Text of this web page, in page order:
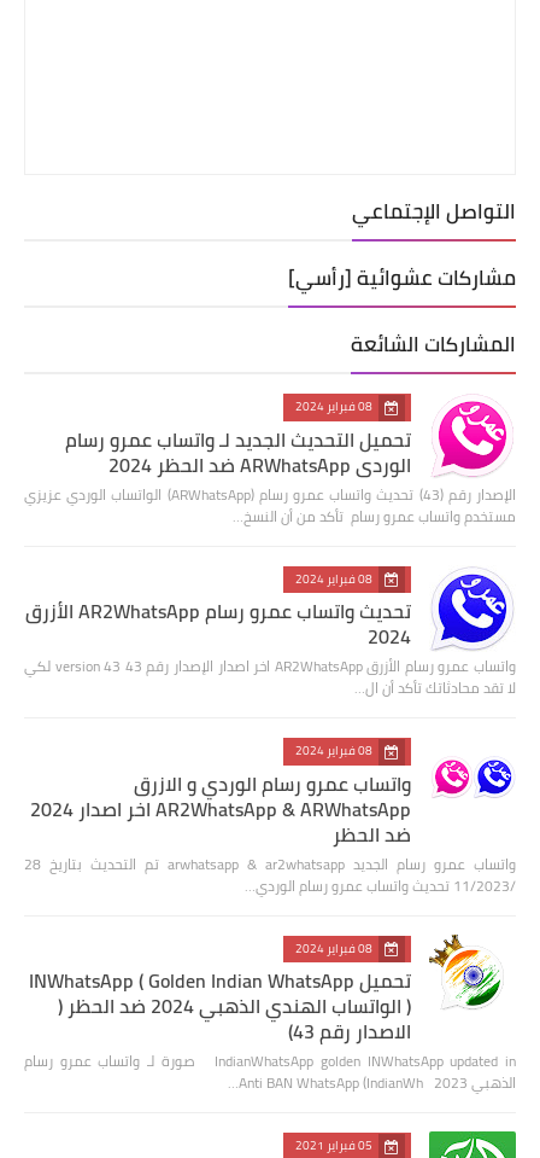
التواصل الإجتماعي
مشاركات عشوائية [رأسي]
المشاركات الشائعة
08 فبراير 2024
تحميل التحديث الجديد لـ واتساب عمرو رسام
الوردي ARWhatsApp ضد الحظر 2024
الإصدار رقم (43) تحديث واتساب عمرو رسام (ARWhatsApp) الواتساب الوردي عزيزي
مستخدم واتساب عمرو رسام تأكد من أن النسخ…
08 فبراير 2024
تحديث واتساب عمرو رسام AR2WhatsApp الأزرق
2024
واتساب عمرو رسام الأزرق AR2WhatsApp اخر اصدار الإصدار رقم 43 version 43 لكي
لا تقد محادثاتك تأكد أن ال…
08 فبراير 2024
واتساب عمرو رسام الوردي و الازرق
AR2WhatsApp & ARWhatsApp اخر اصدار 2024
ضد الحظر
واتساب عمرو رسام الجديد arwhatsapp & ar2whatsapp تم التحديث بتاريخ 28
/11/2023 تحديث واتساب عمرو رسام الوردي…
08 فبراير 2024
تحميل INWhatsApp ( Golden Indian WhatsApp
) الواتساب الهندي الذهبي 2024 ضد الحظر (
الاصدار رقم 43)
IndianWhatsApp golden INWhatsApp updated in صورة لـ واتساب عمرو رسام
الذهبي 2023 Anti BAN WhatsApp (IndianWh…
05 فبراير 2021